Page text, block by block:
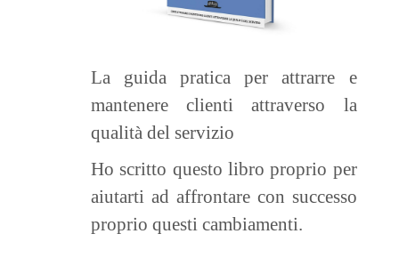
La guida pratica per attrarre e
mantenere clienti attraverso la
qualità del servizio
Ho scritto questo libro proprio per
aiutarti ad affrontare con successo
proprio questi cambiamenti.